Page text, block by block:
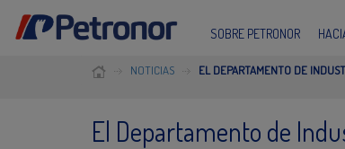
SOBRE PETRONOR
NOTICIAS EL DEPARTAMENTO DE
El Departamento de